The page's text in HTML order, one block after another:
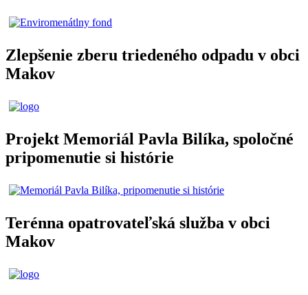
Zlepšenie zberu triedeného odpadu v obci
Makov
Projekt Memoriál Pavla Bilíka, spoločné
pripomenutie si histórie
Terénna opatrovateľská služba v obci
Makov